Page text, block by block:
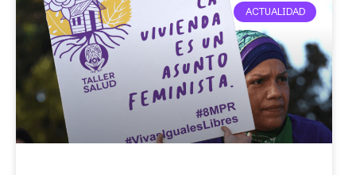
ACTUALIDAD